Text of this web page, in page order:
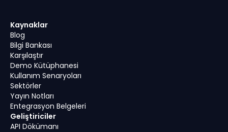
Kaynaklar
Blog
Bilgi Bankası
Karşılaştır
Demo Kütüphanesi
Kullanım Senaryoları
Sektörler
Yayın Notları
Entegrasyon Belgeleri
Geliştiriciler
API Dökümanı